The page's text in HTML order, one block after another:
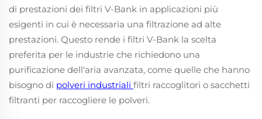
di prestazioni dei filtri V-Bank in applicazioni più
esigenti in cui è necessaria una filtrazione ad alte
prestazioni. Questo rende i filtri V-Bank la scelta
preferita per le industrie che richiedono una
purificazione dell'aria avanzata, come quelle che hanno
bisogno di polveri industriali filtri raccoglitori o sacchetti
filtranti per raccogliere le polveri.